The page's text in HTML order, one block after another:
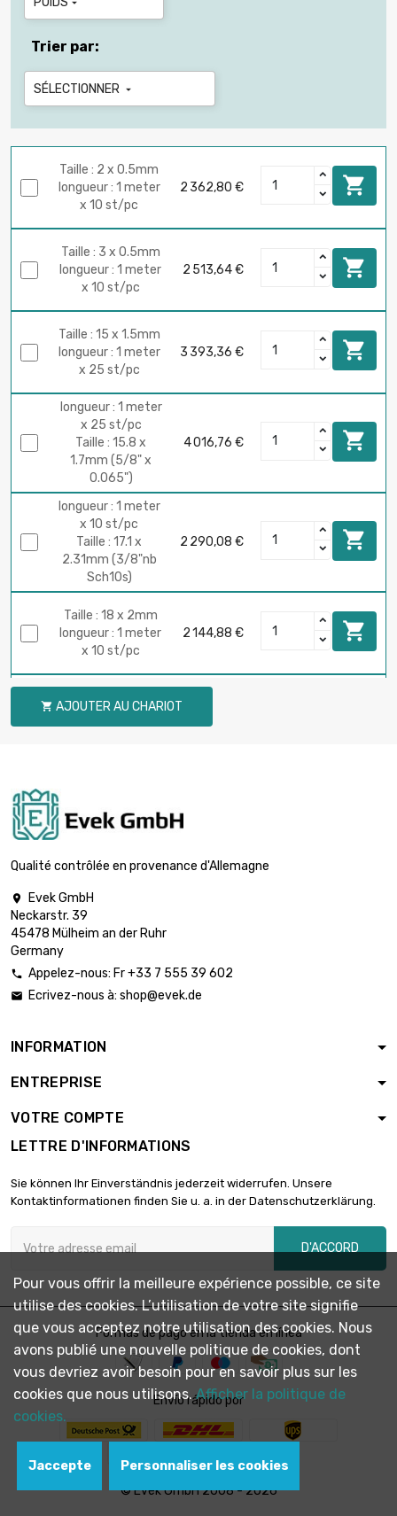

Trier par:
SÉLECTIONNER 
Taille : 2 x 0.5mm
longueur : 1 meter
x 10 st/pc
2 362,80 € 
Taille : 3 x 0.5mm
longueur : 1 meter
x 10 st/pc
2 513,64 € 
Taille : 15 x 1.5mm
longueur : 1 meter
x 25 st/pc
3 393,36 € 
longueur : 1 meter
x 25 st/pc
Taille : 15.8 x
1.7mm (5/8" x
0.065")
4 016,76 € 
longueur : 1 meter
x 10 st/pc
Taille : 17.1 x
2.31mm (3/8"nb
Sch10s)
2 290,08 € 
Taille : 18 x 2mm
longueur : 1 meter
x 10 st/pc
2 144,88 € 
longueur : 1 meter x
10 st/pc
Taille : 21.34 x
2 177,64 €
Taille : 21.34 x
sch10s)
x 10 st/pc
Taille : 21.3 x
2.77mm (½"nb
longueur : 1 meter
x 10 st/pc
1.65mm (1" x
0.065")
longueur : 1 meter
Taille : 26.67 x
2.87mm (¾"nb
sch40s)
longueur : 1 meter
x 5 st/pc
Sch80s)
longueur : 1 meter
x 5 st/pc
Taille : 30 x 2.5mm
2 304,12 € 
longueur : 1 meter
Taille : 33.4 x
3.38mm (1"nb
Sch40s)
3 400,68 € 
longueur : 1 meter
 AJOUTER AU CHARIOT
Qualité contrôlée en provenance d'Allemagne

Evek GmbH
Neckarstr. 39
45478 Mülheim an der Ruhr
Germany
 Appelez-nous: Fr +33 7 555 39 602
 Ecrivez-nous à: shop@evek.de
INFORMATION
ENTREPRISE
VOTRE COMPTE
LETTRE D'INFORMATIONS
Sie können Ihr Einverständnis jederzeit widerrufen. Unsere
Kontaktinformationen finden Sie u. a. in der Datenschutzerklärung.
D'ACCORD
Formas de pago en la tienda en línea
Envío rápido por
© Evek GmbH 2008 - 2026
Pour vous offrir la meilleure expérience possible, ce site
utilise des cookies. L’utilisation de votre site signifie
que vous acceptez notre utilisation des cookies. Nous
avons publié une nouvelle politique de cookies, dont
vous devriez avoir besoin pour en savoir plus sur les
cookies que nous utilisons.Afficher la politique de
cookies.
Jaccepte Personnaliser les cookies